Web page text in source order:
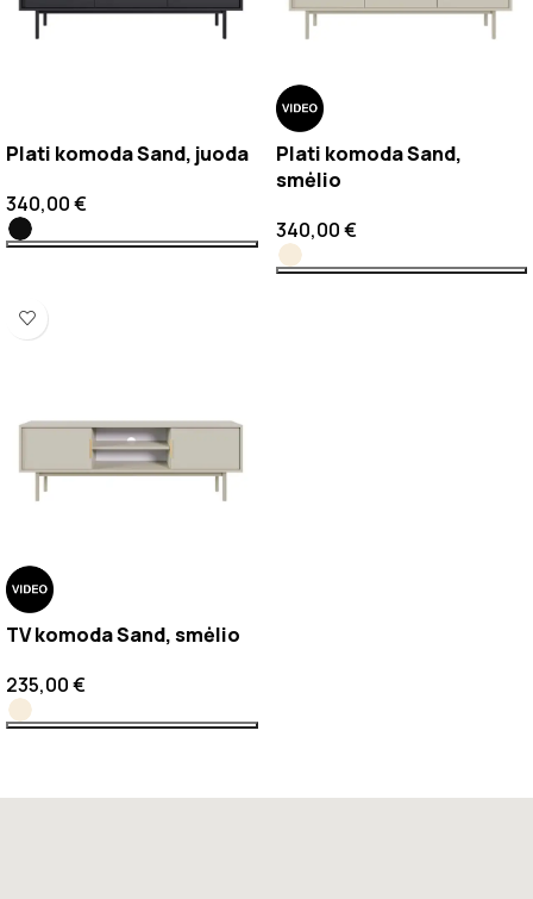
Plati komoda Sand, juoda
340,00€
Plati komoda Sand,
smėlio
340,00€
TV komoda Sand, smėlio
235,00€